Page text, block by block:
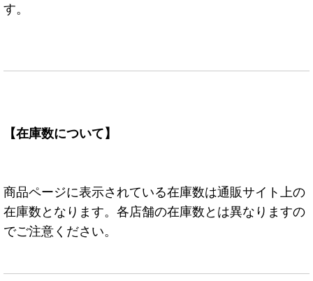
す。
【在庫数について】
商品ページに表示されている在庫数は通販サイト上の
在庫数となります。各店舗の在庫数とは異なりますの
でご注意ください。